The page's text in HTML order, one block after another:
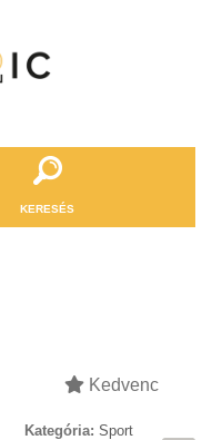
KERESÉS
Kedvenc
Kategória: Sport